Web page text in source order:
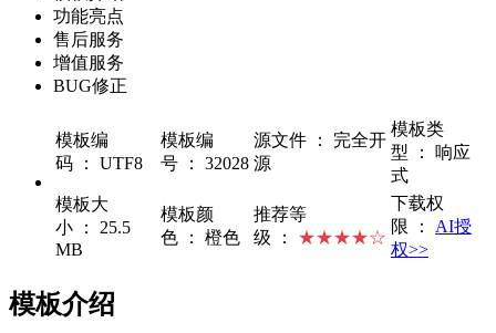
功能亮点
售后服务
增值服务
BUG修正
模板编
码 ： UTF8
模板编
号 ： 32028
源文件 ： 完全开
源
模板类
型 ： 响应
式
模板大
小 ： 25.5
MB
模板颜
色 ： 橙色
推荐等
级 ： ★★★★☆
下载权
限 ： AI授
权>>
模板介绍